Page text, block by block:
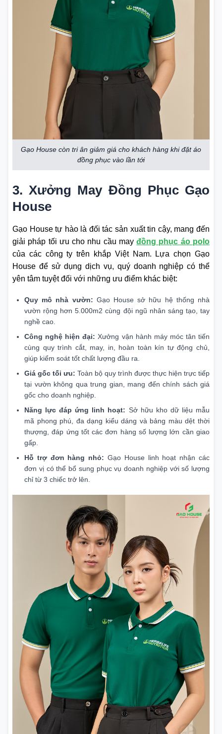
Gạo House còn tri ân giảm giá cho khách hàng khi đặt áo
đồng phục vào lần tới
3. Xưởng May Đồng Phục Gạo
House
Gạo House tự hào là đối tác sản xuất tin cậy, mang đến
giải pháp tối ưu cho nhu cầu mayđồng phục áo polo
của các công ty trên khắp Việt Nam. Lựa chọn Gạo
House để sử dụng dịch vụ, quý doanh nghiệp có thể
yên tâm tuyệt đối với những ưu điểm khác biệt:
Quy mô nhà vườn: Gạo House sở hữu hệ thống nhà
vườn rộng hơn 5.000m2 cùng đội ngũ nhân sáng tạo, tay
nghề cao.
Công nghệ hiện đại: Xưởng vận hành máy móc tân tiến
cùng quy trình cắt, may, in, hoàn toàn kín tự động chủ,
giúp kiểm soát tốt chất lượng đầu ra.
Giá gốc tối ưu: Toàn bộ quy trình được thực hiện trực tiếp
tại vườn không qua trung gian, mang đến chính sách giá
gốc cho doanh nghiệp.
Năng lực đáp ứng linh hoạt: Sở hữu kho dữ liệu mẫu
mã phong phú, đa dạng kiểu dáng và bảng màu dệt thời
thượng, đáp ứng tốt các đơn hàng số lượng lớn cần giao
gấp.
Hỗ trợ đơn hàng nhỏ: Gạo House linh hoạt nhận các
đơn vị có thể bổ sung phục vụ doanh nghiệp với số lượng
chỉ từ 3 chiếc trở lên.